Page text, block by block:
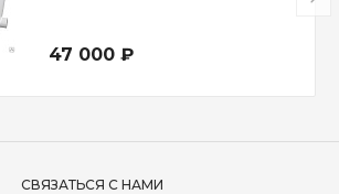
47 000 ₽
СВЯЗАТЬСЯ С НАМИ